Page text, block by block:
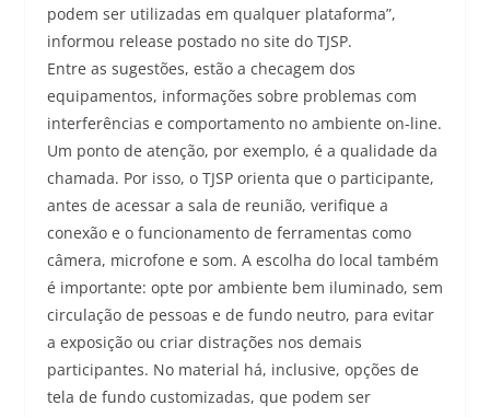
podem ser utilizadas em qualquer plataforma”,
informou release postado no site do TJSP.
Entre as sugestões, estão a checagem dos
equipamentos, informações sobre problemas com
interferências e comportamento no ambiente on-line.
Um ponto de atenção, por exemplo, é a qualidade da
chamada. Por isso, o TJSP orienta que o participante,
antes de acessar a sala de reunião, verifique a
conexão e o funcionamento de ferramentas como
câmera, microfone e som. A escolha do local também
é importante: opte por ambiente bem iluminado, sem
circulação de pessoas e de fundo neutro, para evitar
a exposição ou criar distrações nos demais
participantes. No material há, inclusive, opções de
tela de fundo customizadas, que podem ser